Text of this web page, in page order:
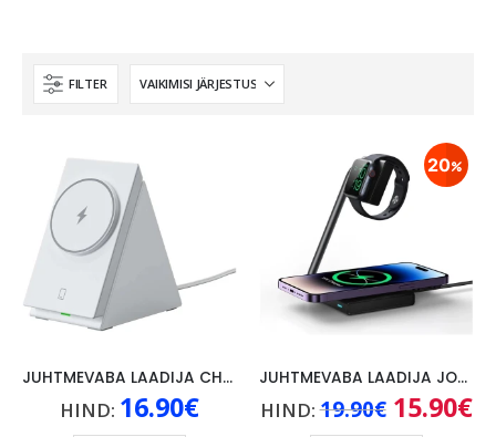
FILTER
JUHTMEVABA LAADIJA CHOETECH 3- IN- 1, VALGE
HIND: 16.90€
20
JUHTMEVABA LAADIJA JOYROOM 2 – IN- 1, 15W MAGSAFE, MUST
HIND:19.90€ Algne
hind
15.90€